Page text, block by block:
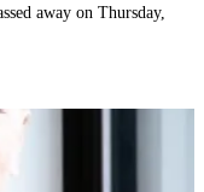
away on Thursday,